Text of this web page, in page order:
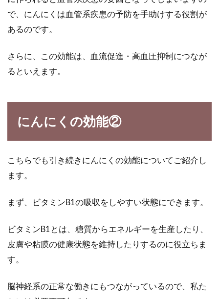
っちりな食感のお菓子って美味しいですよね。
のお楽しみといえば、デザートですよね！デザ
店によって、スープを作るうえで欠かせないだ
しの材料が異...
絶品！牛筋を使ったカレーや煮込み
で、にんにくは血管系疾患の予防を手助けする役割が
あるのです。
さらに、この効能は、血流促進・高血圧抑制につなが
るといえます。
にんにくの効能②
こちらでも引き続きにんにくの効能についてご紹介し
ます。
まず、ビタミンB1の吸収をしやすい状態にできます。
ビタミンB1とは、糖質からエネルギーを生産したり、
皮膚や粘膜の健康状態を維持したりするのに役立ちま
す。
脳神経系の正常な働きにもつながっているので、私た